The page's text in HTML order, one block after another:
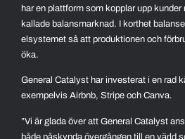
har en plattform som kopplar upp
kallade balansmarknad. I korthet
elsystemet så att produktionen och
öka.
General Catalyst har investerat i en rad
exempelvis Airbnb, Stripe och Canva.
”Vi är glada över att General Catalyst
både påskynda övergången till en värld